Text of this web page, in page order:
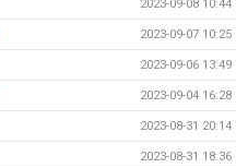
2023-09-08 10:44
2023-09-07 10:25
2023-09-06 13:49
2023-09-04 16:28
2023-08-31 20:14
2023-08-31 18:36